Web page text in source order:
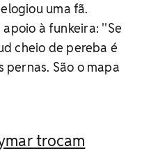
uma fã.
à funkeira: ''Se
cheio de pereba é
pernas. São o mapa
trocam